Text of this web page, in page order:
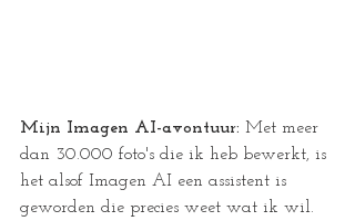
Mijn Imagen AI-avontuur: Met meer
dan 30.000 foto's die ik heb bewerkt, is
het alsof Imagen AI een assistent is
geworden die precies weet wat ik wil.